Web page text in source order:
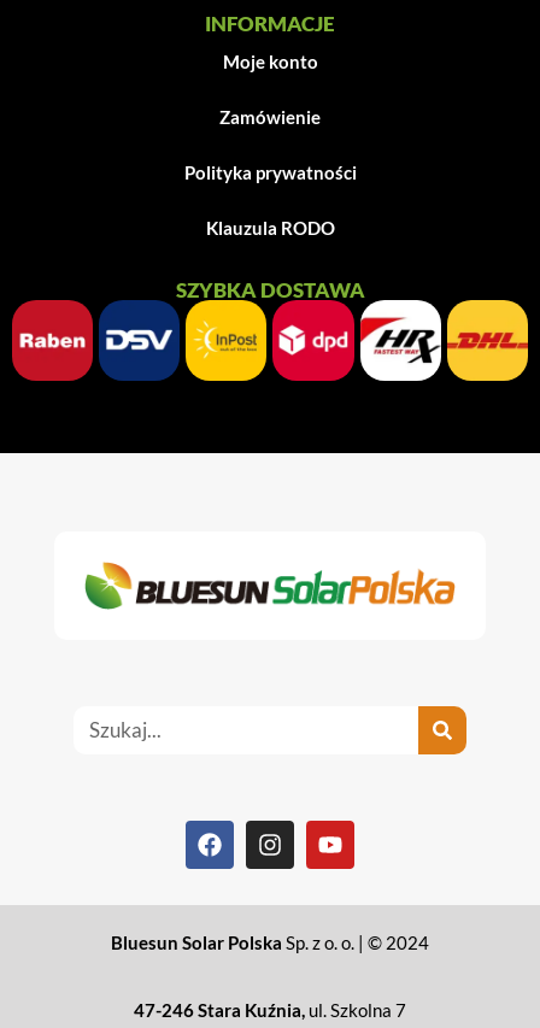
INFORMACJE
Moje konto
Zamówienie
Polityka prywatności
Klauzula RODO
SZYBKA DOSTAWA
Bluesun Solar Polska Sp. z o. o. | © 2024
47-246 Stara Kuźnia, ul. Szkolna 7